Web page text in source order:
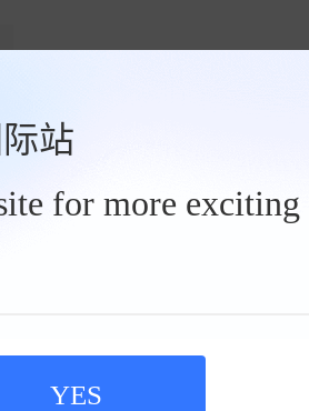
站
for more exciting
YES
洛杉矶携手野狼高尔夫俱乐部（Wild Wolf